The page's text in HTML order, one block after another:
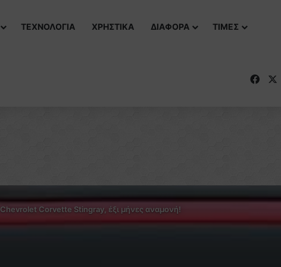
ΤΕΧΝΟΛΟΓΙΑ ΧΡΗΣΤΙΚΑ ΔΙΑΦΟΡΑ ΤΙΜΕΣ
Chevrolet Corvette Stingray, έξι μήνες αναμονή!